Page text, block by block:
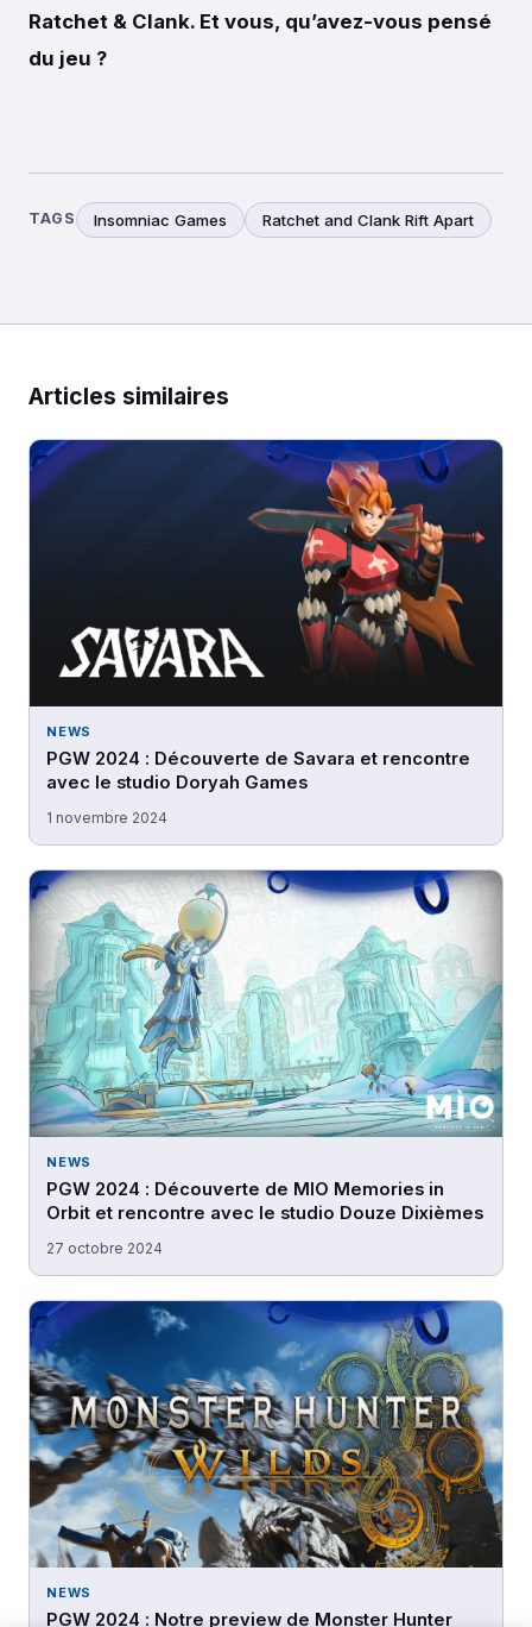
Ratchet & Clank. Et vous, qu’avez-vous pensé
du jeu ?
TAGS Insomniac Games Ratchet and Clank Rift Apart
Articles similaires
NEWS
PGW 2024 : Découverte de Savara et rencontre
avec le studio Doryah Games
1 novembre 2024
NEWS
PGW 2024 : Découverte de MIO Memories in
Orbit et rencontre avec le studio Douze Dixièmes
27 octobre 2024
NEWS
PGW 2024 : Notre preview de Monster Hunter